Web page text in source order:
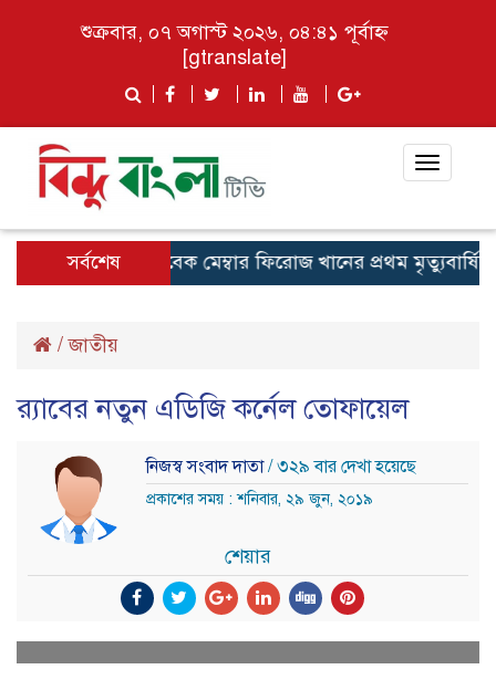
শুক্রবার, ০৭ অগাস্ট ২০২৬, ০৪:৪১ পূর্বাহ্ন
[gtranslate]
Toggle
সর্বশেষ
জনপ্রিয় সাবেক মেম্বার ফিরোজ খানের প্রথম মৃত্যুবার্ষিকী
/জাতীয়
র‌্যাবের নতুন এডিজি কর্নেল তোফায়েল
নিজস্ব সংবাদ দাতা/ ৩২৯ বার দেখা হয়েছে
প্রকাশের সময় : শনিবার, ২৯ জুন, ২০১৯
শেয়ার